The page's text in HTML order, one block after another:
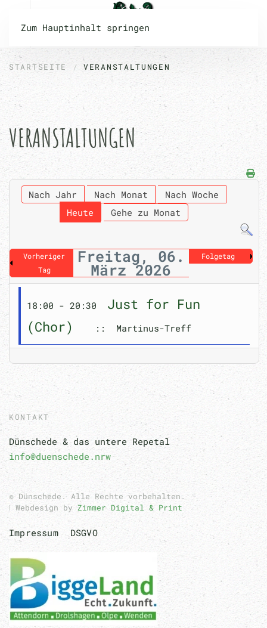
Zum Hauptinhalt springen
STARTSEITE VERANSTALTUNGEN
VERANSTALTUNGEN
Nach Jahr Nach Monat
Nach Woche
Heute
Gehe zu Monat
Vorheriger
Tag
Freitag, 06.
März 2026
Folgetag
18:00 - 20:30 Just for Fun
(Chor)
:: Martinus-Treff
KONTAKT
Dünschede & das untere Repetal
info@duenschede.nrw
© Dünschede. Alle Rechte vorbehalten.
ǀ Webdesign by Zimmer Digital & Print
Impressum DSGVO